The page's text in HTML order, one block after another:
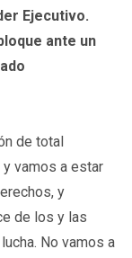
Ejecutivo.
ante un
de total
vamos a estar
y
de los y las
No vamos a